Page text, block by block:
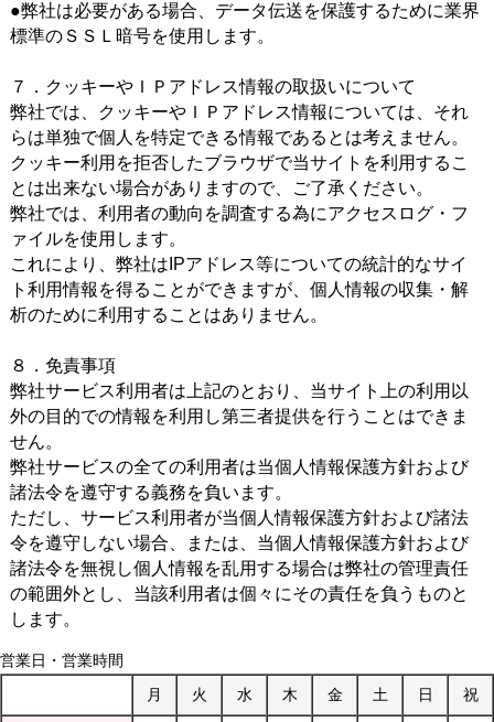
●弊社は必要がある場合、データ伝送を保護するために業界
標準のＳＳＬ暗号を使用します。
７．クッキーやＩＰアドレス情報の取扱いについて
弊社では、クッキーやＩＰアドレス情報については、それ
らは単独で個人を特定できる情報であるとは考えません。
クッキー利用を拒否したブラウザで当サイトを利用するこ
とは出来ない場合がありますので、ご了承ください。
弊社では、利用者の動向を調査する為にアクセスログ・フ
ァイルを使用します。
これにより、弊社はIPアドレス等についての統計的なサイ
ト利用情報を得ることができますが、個人情報の収集・解
析のために利用することはありません。
８．免責事項
弊社サービス利用者は上記のとおり、当サイト上の利用以
外の目的での情報を利用し第三者提供を行うことはできま
せん。
弊社サービスの全ての利用者は当個人情報保護方針および
諸法令を遵守する義務を負います。
ただし、サービス利用者が当個人情報保護方針および諸法
令を遵守しない場合、または、当個人情報保護方針および
諸法令を無視し個人情報を乱用する場合は弊社の管理責任
の範囲外とし、当該利用者は個々にその責任を負うものと
します。
営業日・営業時間
月
火 水 木 金 土 日 祝